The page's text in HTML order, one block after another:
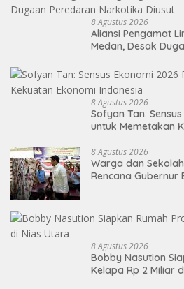
8 Agustus 2026
Aliansi Pengamat
Medan, Desak
8 Agustus 2026
Sofyan Tan:
untuk Memetakan
8 Agustus 2026
Warga dan
Rencana Gubernur
8 Agustus 2026
Bobby Nasution
Kelapa Rp 2 Miliar